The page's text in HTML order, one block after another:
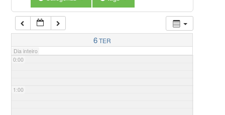
6TER
Dia inteiro
0:00
1:00